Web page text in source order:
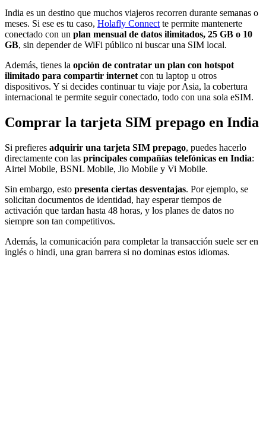
India es un destino que muchos viajeros recorren durante semanas o
meses. Si ese es tu caso, Holafly Connect te permite mantenerte
conectado con un plan mensual de datos ilimitados, 25 GB o 10
GB, sin depender de WiFi público ni buscar una SIM local.
Además, tienes la opción de contratar un plan con hotspot
ilimitado para compartir internet con tu laptop u otros
dispositivos. Y si decides continuar tu viaje por Asia, la cobertura
internacional te permite seguir conectado, todo con una sola eSIM.
Comprar la tarjeta SIM prepago en India
Si prefieres adquirir una tarjeta SIM prepago, puedes hacerlo
directamente con las principales compañías telefónicas en India:
Airtel Mobile, BSNL Mobile, Jio Mobile y Vi Mobile.
Sin embargo, esto presenta ciertas desventajas. Por ejemplo, se
solicitan documentos de identidad, hay esperar tiempos de
activación que tardan hasta 48 horas, y los planes de datos no
siempre son tan competitivos.
Además, la comunicación para completar la transacción suele ser en
inglés o hindi, una gran barrera si no dominas estos idiomas.